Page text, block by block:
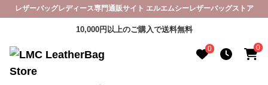
レザーバッグレディース専門通販サイト エルエムシーレザーバッグストア
10,000円以上のご購入で送料無料
0 0